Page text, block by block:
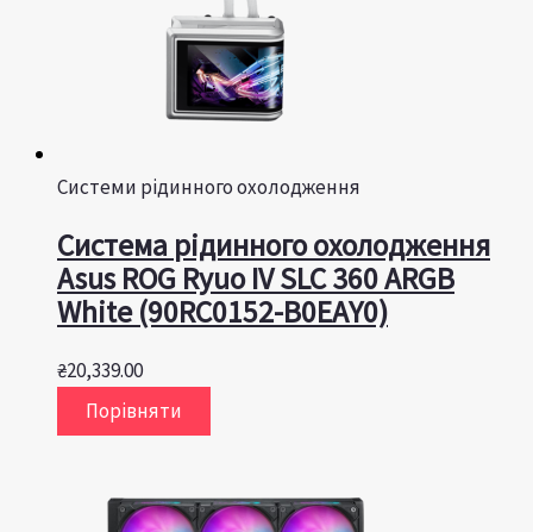
Системи рідинного охолодження
Система рідинного охолодження
Asus ROG Ryuo IV SLC 360 ARGB
White (90RC0152-B0EAY0)
₴20,339.00
Порівняти